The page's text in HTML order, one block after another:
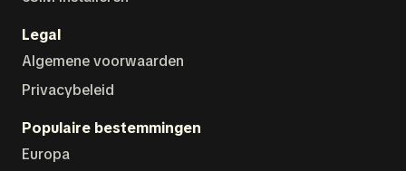
Legal
Algemene voorwaarden
Privacybeleid
Populaire bestemmingen
Europa